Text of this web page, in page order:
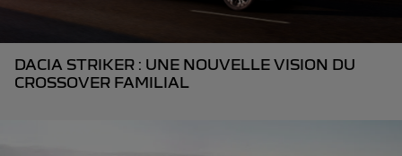
DACIA STRIKER : UNE NOUVELLE VISION DU
CROSSOVER FAMILIAL